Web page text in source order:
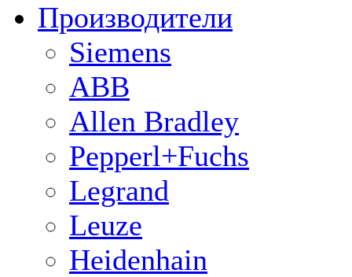
Производители
Siemens
ABB
Allen Bradley
Pepperl+Fuchs
Legrand
Leuze
Heidenhain